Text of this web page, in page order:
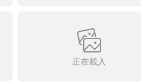
正在載入